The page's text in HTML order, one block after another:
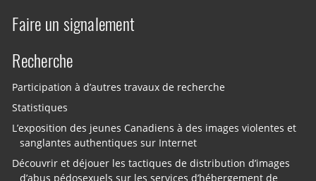
Faire un signalement
Recherche
Participation à d’autres travaux de recherche
Statistiques
L’exposition des jeunes Canadiens à des images violentes et
sanglantes authentiques sur Internet
Découvrir et déjouer les tactiques de distribution d’images
d’abus pédosexuels sur les services d’hébergement de